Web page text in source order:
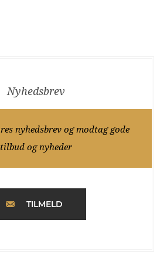
Nyhedsbrev
nyhedsbrev og modtag gode
tilbud og nyheder
TILMELD